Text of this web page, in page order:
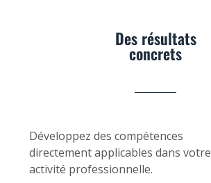
Des résultats
concrets
Développez des compétences
directement applicables dans votre
activité professionnelle.